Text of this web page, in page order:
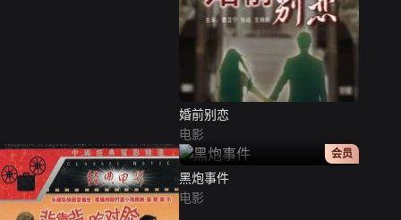
婚前别恋
电影
正片
会员
黑炮事件
电影